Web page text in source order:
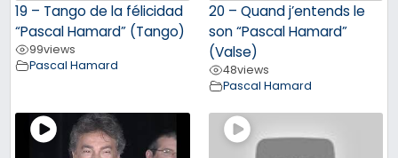
19 – Tango de la félicidad
“Pascal Hamard” (Tango)
99views
Pascal Hamard
20 – Quand j’entends le
son “Pascal Hamard”
(Valse)
48views
Pascal Hamard